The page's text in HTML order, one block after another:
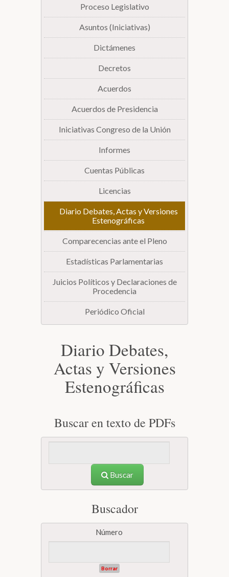
Proceso Legislativo
Asuntos (Iniciativas)
Dictámenes
Decretos
Acuerdos
Acuerdos de Presidencia
Iniciativas Congreso de la Unión
Informes
Cuentas Públicas
Licencias
Diario Debates, Actas y Versiones
Estenográficas
Comparecencias ante el Pleno
Estadísticas Parlamentarias
Juicios Políticos y Declaraciones de
Procedencia
Periódico Oficial
Diario Debates,
Actas y Versiones
Estenográficas
Buscar en texto de PDFs
Buscar
Buscador
Número
Borrar